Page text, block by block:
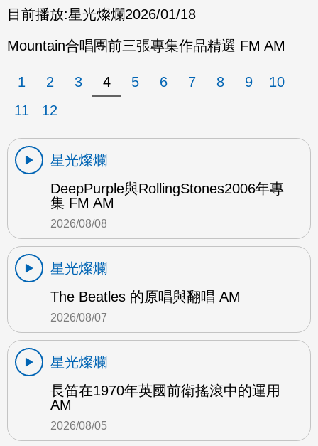
目前播放:星光燦爛2026/01/18
Mountain合唱團前三張專集作品精選 FM AM
1 2 3 4 5 6 7 8 9
10
11
12
星光燦爛
DeepPurple與RollingStones2006年專
集 FM AM
2026/08/08
星光燦爛
The Beatles 的原唱與翻唱 AM
2026/08/07
星光燦爛
長笛在1970年英國前衛搖滾中的運用
AM
2026/08/05